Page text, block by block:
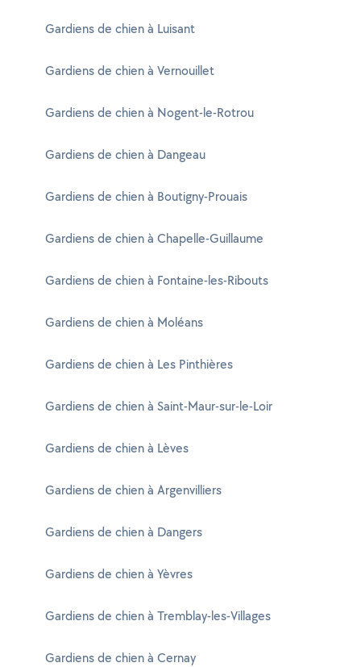
Gardiens de chien à Luisant
Gardiens de chien à Vernouillet
Gardiens de chien à Nogent-le-Rotrou
Gardiens de chien à Dangeau
Gardiens de chien à Boutigny-Prouais
Gardiens de chien à Chapelle-Guillaume
Gardiens de chien à Fontaine-les-Ribouts
Gardiens de chien à Moléans
Gardiens de chien à Les Pinthières
Gardiens de chien à Saint-Maur-sur-le-Loir
Gardiens de chien à Lèves
Gardiens de chien à Argenvilliers
Gardiens de chien à Dangers
Gardiens de chien à Yèvres
Gardiens de chien à Tremblay-les-Villages
Gardiens de chien à Cernay